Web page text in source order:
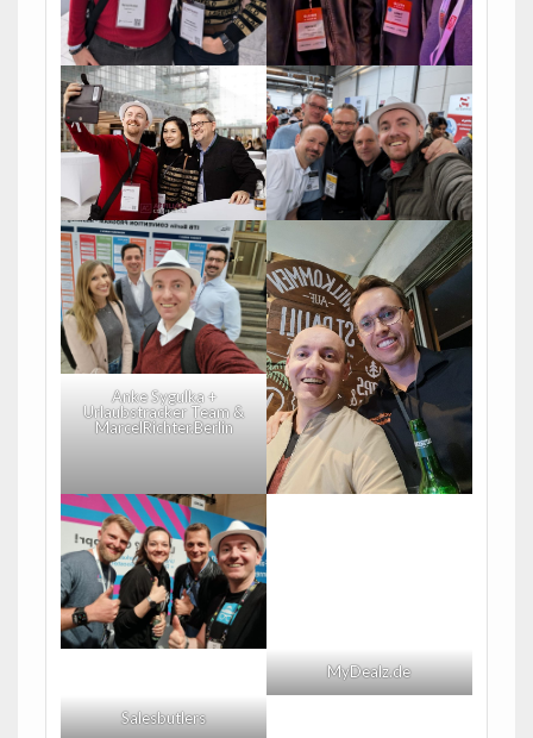
Anke Sygulka +
Urlaubstracker Team &
MarcelRichter.Berlin
MyDealz.de
Salesbutlers